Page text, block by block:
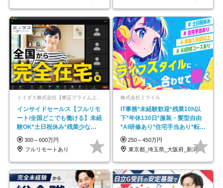
インサイドセールス【フルリモ
ート/全国どこでも働ける】未経
験OK*土日祝休み*残業少なめ*
在宅勤務手当あり
300～600万円
フルリモートあり
株式会社ミライル
IT事務*未経験歓迎*残業10h以
下*年休130日*服装・髪型自由
*AI研修あり*住宅手当あり*転勤
なし
250～450万円
東京都_埼玉県_大阪府_新潟県_福岡県